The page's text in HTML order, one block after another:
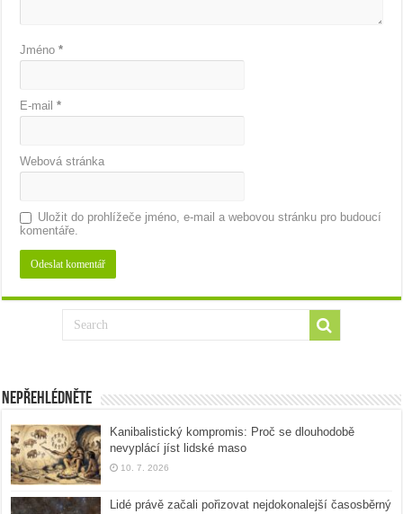
Jméno*
E-mail*
Webová stránka
Uložit do prohlížeče jméno, e-mail a webovou stránku pro budoucí
komentáře.
Nepřehlédněte
Kanibalistický kompromis: Proč se dlouhodobě
nevyplácí jíst lidské maso
10. 7. 2026
Lidé právě začali pořizovat nejdokonalejší časosběrný